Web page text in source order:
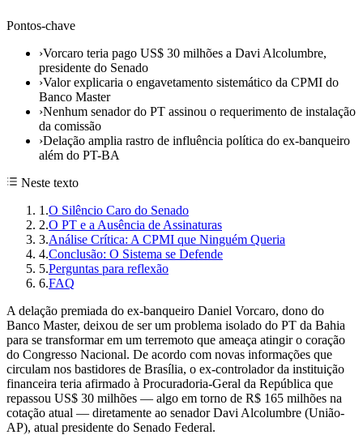
Pontos-chave
›Vorcaro teria pago US$ 30 milhões a Davi Alcolumbre,
presidente do Senado
›Valor explicaria o engavetamento sistemático da CPMI do
Banco Master
›Nenhum senador do PT assinou o requerimento de instalação
da comissão
›Delação amplia rastro de influência política do ex-banqueiro
além do PT-BA
Neste texto
1 .O Silêncio Caro do Senado
2.O PT e a Ausência de Assinaturas
3.Análise Crítica: A CPMI que Ninguém Queria
4.Conclusão: O Sistema se Defende
5.Perguntas para reflexão
6.FAQ
A delação premiada do ex-banqueiro Daniel Vorcaro, dono do
Banco Master, deixou de ser um problema isolado do PT da Bahia
para se transformar em um terremoto que ameaça atingir o coração
do Congresso Nacional. De acordo com novas informações que
circulam nos bastidores de Brasília, o ex-controlador da instituição
financeira teria afirmado à Procuradoria-Geral da República que
repassou US$ 30 milhões — algo em torno de R$ 165 milhões na
cotação atual — diretamente ao senador Davi Alcolumbre (União-
AP), atual presidente do Senado Federal.